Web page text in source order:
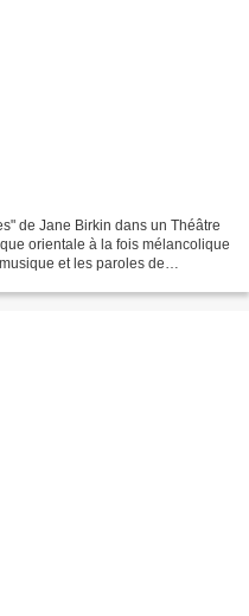
de Jane Birkin dans un Théâtre
orientale à la fois mélancolique
et les paroles de